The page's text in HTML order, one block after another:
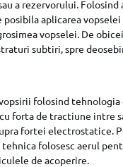
a rezervorului. Folosind
aplicarea
vopselei. De
subtiri, spre
folosind
forta de tractiune intre
fortei electrostatice.
folosesc aerul
de acoperire.